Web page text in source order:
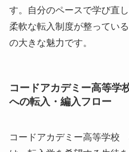
す。自分のペースで学び直
柔軟な転入制度が整ってい
の大きな魅力です。
コードアカデミー高等
への転入・編入フロー
コードアカデミー高等学校